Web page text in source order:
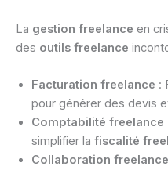
La gestion freelance en
des outils freelance
Facturation freelance :
pour générer des devis
Comptabilité freelance
simplifier la fiscalité
Collaboration freelance